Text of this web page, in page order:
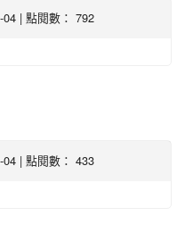
04 | 點閱數： 792
04 | 點閱數： 433